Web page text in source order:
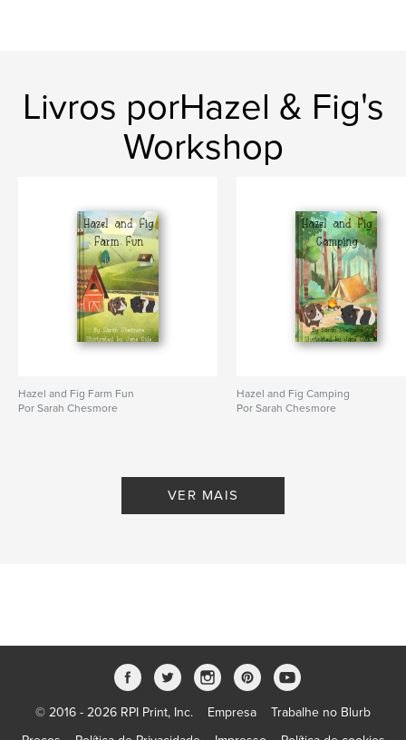
Livros porHazel & Fig's
Workshop
Hazel and Fig Farm Fun
Por Sarah Chesmore
Hazel and Fig Camping
Por Sarah Chesmore
VER MAIS
© 2016 - 2026 RPI Print, Inc. Empresa
Trabalhe no Blurb